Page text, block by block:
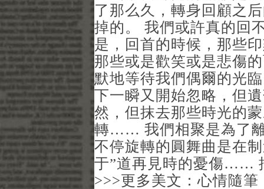
了那么久，轉身回顧之
掉的。 我們或許真的回
是，回首的時候，那些
那些或是歡笑或是悲傷
默地等待我們偶爾的光
下一瞬又開始忽略，但
然，但抹去那些時光的
轉…… 我們相聚是為了
不停旋轉的圓舞曲是在
于”道再見時的憂傷……
>>>更多美文：心情隨筆